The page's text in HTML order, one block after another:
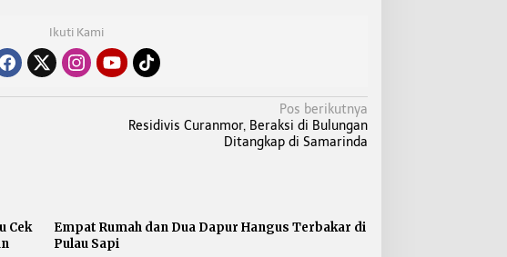
Ikuti Kami
Pos berikutnya
Residivis Curanmor, Beraksi di Bulungan
Ditangkap di Samarinda
Cek
Empat Rumah dan Dua Dapur Hangus Terbakar di
Pulau Sapi